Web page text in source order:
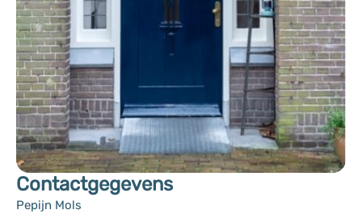
Contactgegevens
Pepijn Mols